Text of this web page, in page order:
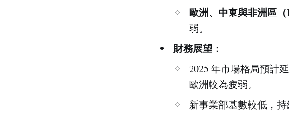
歐洲、中東與非洲區（
弱。
財務展望 ：
2025 年市場格局預計
歐洲較為疲弱。
新事業部基數較低，持